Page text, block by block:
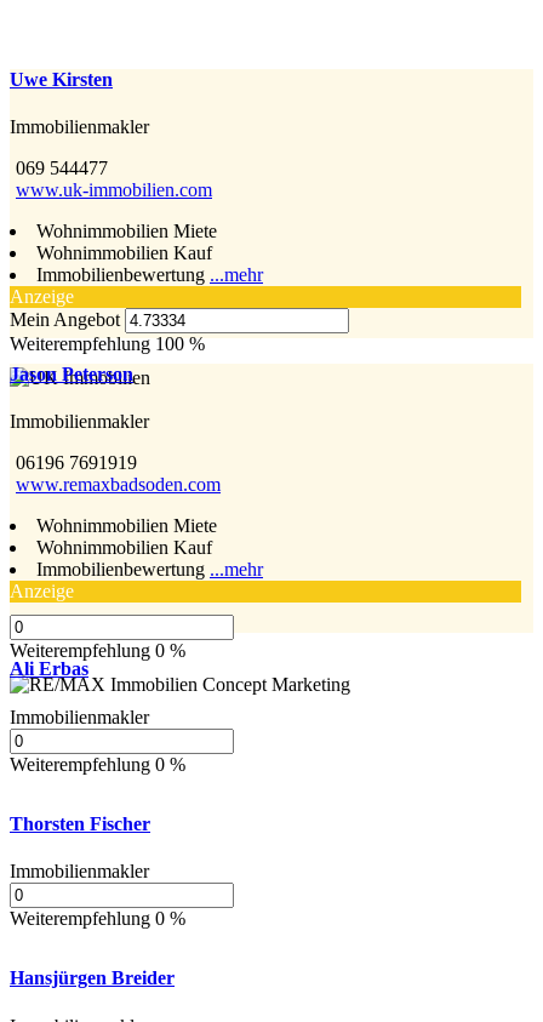
Uwe Kirsten
Immobilienmakler
069 544477
www.uk-immobilien.com
Wohnimmobilien Miete
Wohnimmobilien Kauf
Immobilienbewertung ...mehr
Anzeige
Mein Angebot
Weiterempfehlung 100 %
Jason Peterson
Immobilienmakler
06196 7691919
www.remaxbadsoden.com
Wohnimmobilien Miete
Wohnimmobilien Kauf
Immobilienbewertung ...mehr
Anzeige
Weiterempfehlung 0 %
Ali Erbas
Immobilienmakler
Weiterempfehlung 0 %
Thorsten Fischer
Immobilienmakler
Weiterempfehlung 0 %
Hansjürgen Breider